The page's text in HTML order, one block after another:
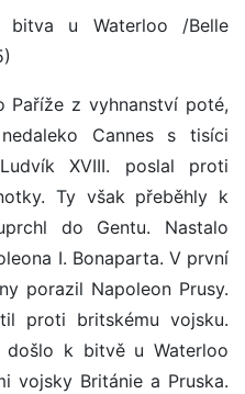
bitva u Waterloo /Belle
Paříže z vyhnanství poté,
Cannes s tisíci
XVIII. poslal proti
Ty však přeběhly k
do Gentu. Nastalo
I. Bonaparta. V první
porazil Napoleon Prusy.
proti britskému vojsku.
došlo k bitvě u Waterloo
vojsky Británie a Pruska.